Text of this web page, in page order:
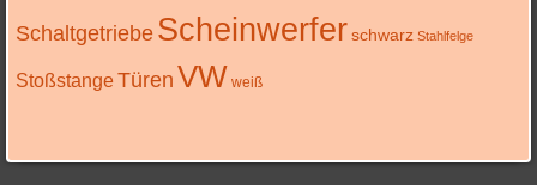
Schaltgetriebe Scheinwerfer schwarz Stahlfelge
Stoßstange Türen VW weiß